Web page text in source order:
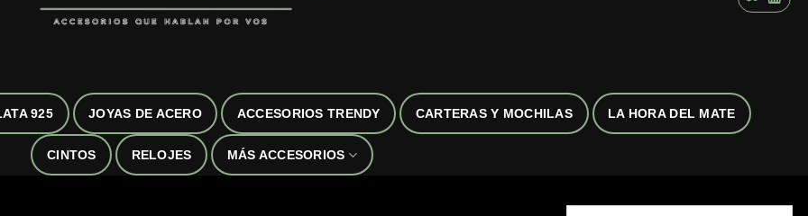
925 JOYAS DE ACERO ACCESORIOS TRENDY CARTERAS Y MOCHILAS LA HORA DEL MATE
CINTOS RELOJES MÁS ACCESORIOS